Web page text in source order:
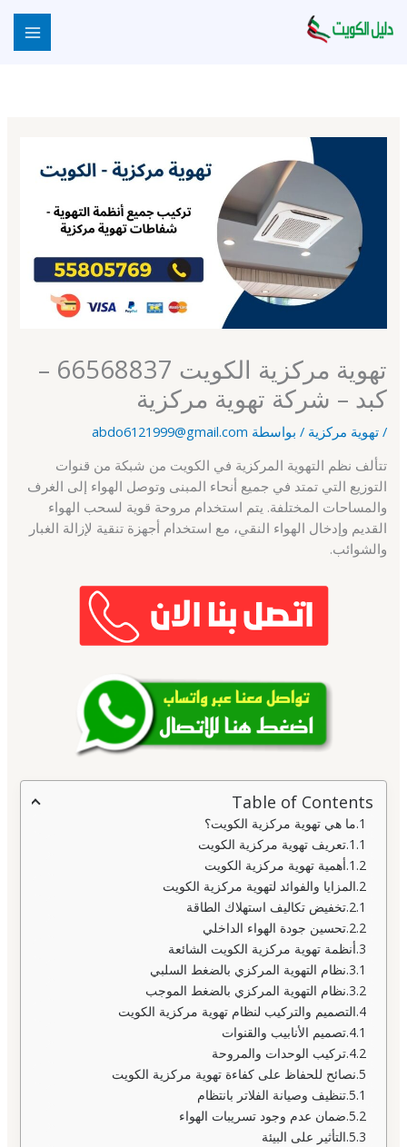
إلى
تهوية مركزية الكويت 66568837 –
كبد – شركة تهوية مركزية
/تهوية مركزية / بواسطة abdo6121999@gmail.com
تتألف نظم التهوية المركزية في الكويت من شبكة من قنوات
التوزيع التي تمتد في جميع أنحاء المبنى وتوصل الهواء إلى الغرف
والمساحات المختلفة. يتم استخدام مروحة قوية لسحب الهواء
القديم وإدخال الهواء النقي، مع استخدام أجهزة تنقية لإزالة الغبار
والشوائب.
Table of Contents
ما هي تهوية مركزية الكويت؟
تعريف تهوية مركزية الكويت
أهمية تهوية مركزية الكويت
المزايا والفوائد لتهوية مركزية الكويت
تخفيض تكاليف استهلاك الطاقة
تحسين جودة الهواء الداخلي
أنظمة تهوية مركزية الكويت الشائعة
نظام التهوية المركزي بالضغط السلبي
نظام التهوية المركزي بالضغط الموجب
التصميم والتركيب لنظام تهوية مركزية الكويت
تصميم الأنابيب والقنوات
تركيب الوحدات والمروحة
نصائح للحفاظ على كفاءة تهوية مركزية الكويت
تنظيف وصيانة الفلاتر بانتظام
ضمان عدم وجود تسريبات الهواء
التأثير على البيئة